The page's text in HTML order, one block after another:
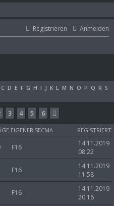
Anmelden
Registrieren
C D E F G H I J K L M N O P Q R S
3 4 5 6
EIGENER SECMA REGISTRIERT
F16
14.11.2019
08:22
F16
14.11.2019
11:58
F16
14.11.2019
20:16